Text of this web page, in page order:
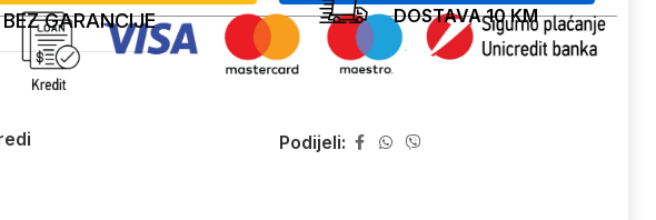
BEZ GARANCIJE DOSTAVA 10 KM
Podijeli: